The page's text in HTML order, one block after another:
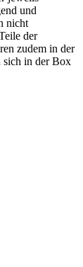
und
nicht
der
zudem in der
sich in der Box